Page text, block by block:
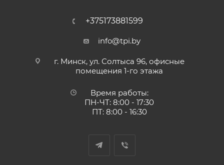
+375173881599
info@tpi.by
г. Минск, ул. Солтыса 96, офисные
помещения 1-го этажа
Время работы:
ПН-ЧТ: 8:00 - 17:30
ПТ: 8:00 - 16:30